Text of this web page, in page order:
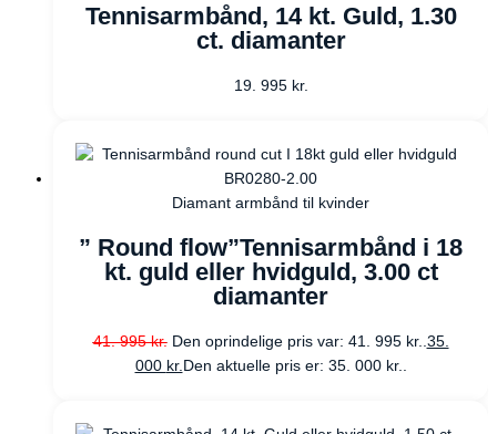
Tennisarmbånd, 14 kt. Guld, 1.30
ct. diamanter
19. 995 kr.
Diamant armbånd til kvinder
” Round flow”Tennisarmbånd i 18
kt. guld eller hvidguld, 3.00 ct
diamanter
41. 995kr. Den oprindelige pris var: 41. 995 kr..35.
000 kr. Den aktuelle pris er: 35. 000 kr..